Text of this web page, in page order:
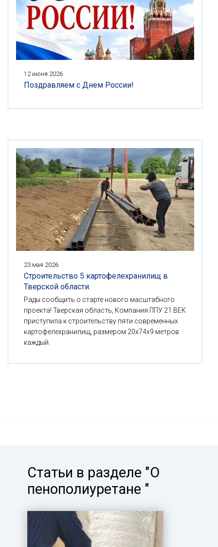
12 июня 2026
Поздравляем с Днем России!
23 мая 2026
Строительство 5 картофелехранилищ в
Тверской области.
Рады сообщить о старте нового масштабного
проекта! Тверская область, Компания ППУ 21 ВЕК
приступила к строительству пяти современных
картофелехранилищ, размером 20x74x9 метров
каждый.
Статьи в разделе "О
пенополиуретане "